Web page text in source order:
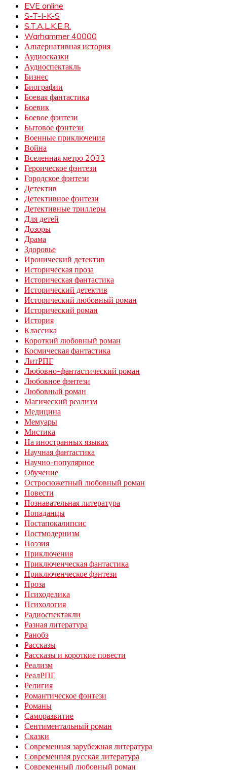
EVE online
S-T-I-K-S
S.T.A.L.K.E.R.
Warhammer 40000
Альтернативная история
Аудиосказки
Аудиоспектакль
Бизнес
Биографии
Боевая фантастика
Боевик
Боевое фэнтези
Бытовое фэнтези
Военные приключения
Война
Вселенная метро 2033
Героическое фэнтези
Городское фэнтези
Детектив
Детективное фэнтези
Детективные триллеры
Для детей
Дозоры
Драма
Здоровье
Иронический детектив
Историческая проза
Историческая фантастика
Исторический детектив
Исторический любовный роман
Исторический роман
История
Классика
Короткий любовный роман
Космическая фантастика
ЛитРПГ
Любовно-фантастический роман
Любовное фэнтези
Любовный роман
Магический реализм
Медицина
Мемуары
Мистика
На иностранных языках
Научная фантастика
Научно-популярное
Обучение
Остросюжетный любовный роман
Повести
Познавательная литература
Попаданцы
Постапокалипсис
Постмодернизм
Поэзия
Приключения
Приключенческая фантастика
Приключенческое фэнтези
Проза
Психоделика
Психология
Радиоспектакли
Разная литература
Ранобэ
Рассказы
Рассказы и короткие повести
Реализм
РеалРПГ
Религия
Романтическое фэнтези
Романы
Саморазвитие
Сентиментальный роман
Сказки
Современная зарубежная литература
Современная русская литература
Современный любовный роман